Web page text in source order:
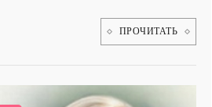
ПРОЧИТАТЬ